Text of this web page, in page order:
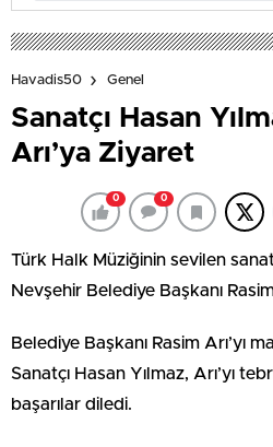
Havadis50 Genel
Sanatçı Hasan
Arı’ya Ziyaret
0 0
Türk Halk Müziğinin sevilen
Nevşehir Belediye Başkanı
Belediye Başkanı Rasim Arı’yı
Sanatçı Hasan Yılmaz, Arı’yı
başarılar diledi.